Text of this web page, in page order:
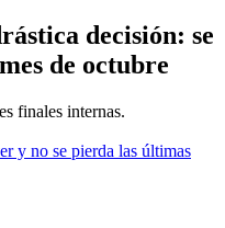
decisión: se
de octubre
finales internas.
y no se pierda las últimas